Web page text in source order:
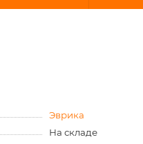
Эврика
На складе